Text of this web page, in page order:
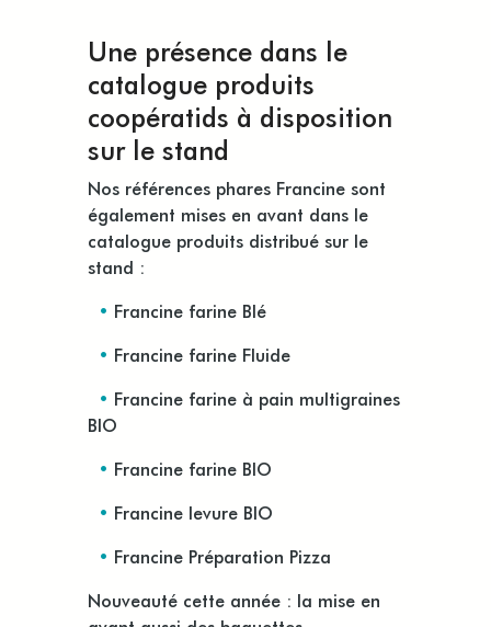
Une présence dans le
catalogue produits
coopératids à disposition
sur le stand
Nos références phares Francine sont
également mises en avant dans le
catalogue produits distribué sur le
stand :
• Francine farine Blé
• Francine farine Fluide
• Francine farine à pain multigraines
BIO
• Francine farine BIO
• Francine levure BIO
• Francine Préparation Pizza
Nouveauté cette année : la mise en